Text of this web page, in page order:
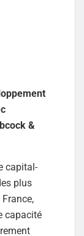
&
capital-
plus
capacité